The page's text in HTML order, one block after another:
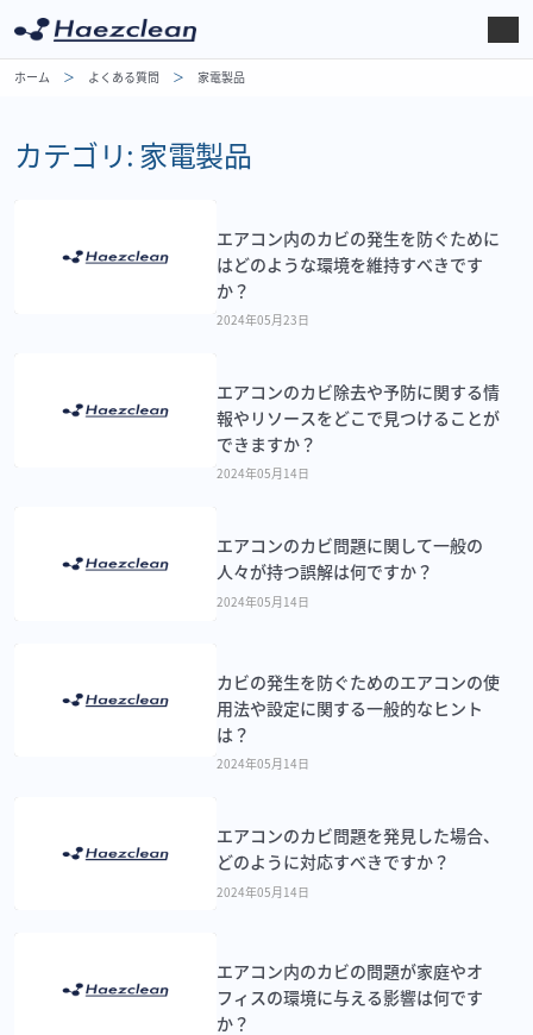
ホーム よくある質問 家電製品
カテゴリ: 家電製品
エアコン内のカビの発生を防ぐために
はどのような環境を維持すべきです
か？
2024年05月23日
エアコンのカビ除去や予防に関する情
報やリソースをどこで見つけることが
できますか？
2024年05月14日
エアコンのカビ問題に関して一般の
人々が持つ誤解は何ですか？
2024年05月14日
カビの発生を防ぐためのエアコンの使
用法や設定に関する一般的なヒント
は？
2024年05月14日
エアコンのカビ問題を発見した場合、
どのように対応すべきですか？
2024年05月14日
エアコン内のカビの問題が家庭やオ
フィスの環境に与える影響は何です
か？